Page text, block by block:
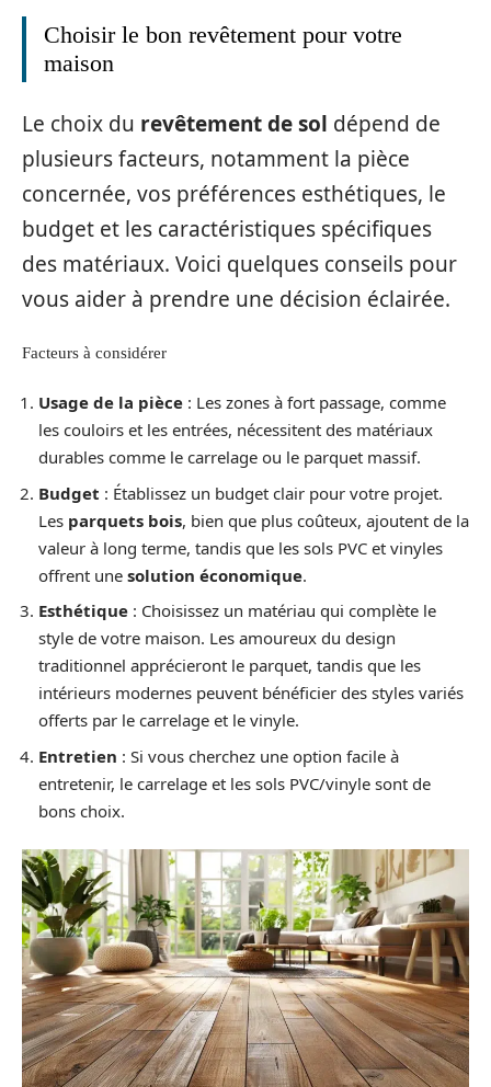
Choisir le bon revêtement pour votre
maison
Le choix du revêtement de sol dépend de
plusieurs facteurs, notamment la pièce
concernée, vos préférences esthétiques, le
budget et les caractéristiques spécifiques
des matériaux. Voici quelques conseils pour
vous aider à prendre une décision éclairée.
Facteurs à considérer
Usage de la pièce : Les zones à fort passage, comme
les couloirs et les entrées, nécessitent des matériaux
durables comme le carrelage ou le parquet massif.
Budget : Établissez un budget clair pour votre projet.
Les parquets bois, bien que plus coûteux, ajoutent de la
valeur à long terme, tandis que les sols PVC et vinyles
offrent une solution économique.
Esthétique : Choisissez un matériau qui complète le
style de votre maison. Les amoureux du design
traditionnel apprécieront le parquet, tandis que les
intérieurs modernes peuvent bénéficier des styles variés
offerts par le carrelage et le vinyle.
Entretien : Si vous cherchez une option facile à
entretenir, le carrelage et les sols PVC/vinyle sont de
bons choix.